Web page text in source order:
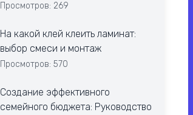
Просмотров: 269
На какой клей клеить ламинат:
выбор смеси и монтаж
Просмотров: 570
Создание эффективного
семейного бюджета: Руководство